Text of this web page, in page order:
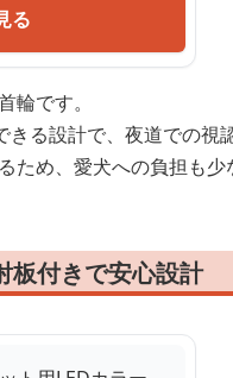
る
輪です。
る設計で、夜道での視
ため、愛犬への負担も
板付きで安心設計